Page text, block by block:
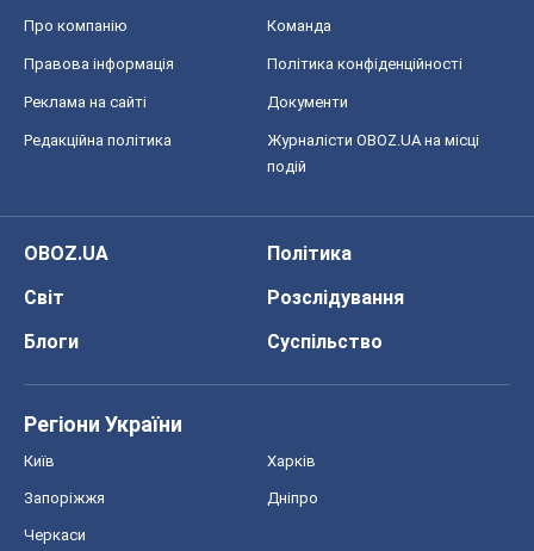
Про компанію Команда
Правова інформація Політика конфіденційності
Реклама на сайті Документи
Редакційна політика
Журналісти OBOZ.UA на місці
подій
OBOZ.UA
Політика
Світ
Розслідування
Блоги
Суспільство
Регіони України
Київ Харків
Запоріжжя Дніпро
Черкаси